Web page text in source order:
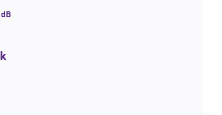
dB